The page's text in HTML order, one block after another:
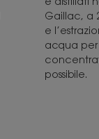
Gaillac, a
e
acqua
possibile.